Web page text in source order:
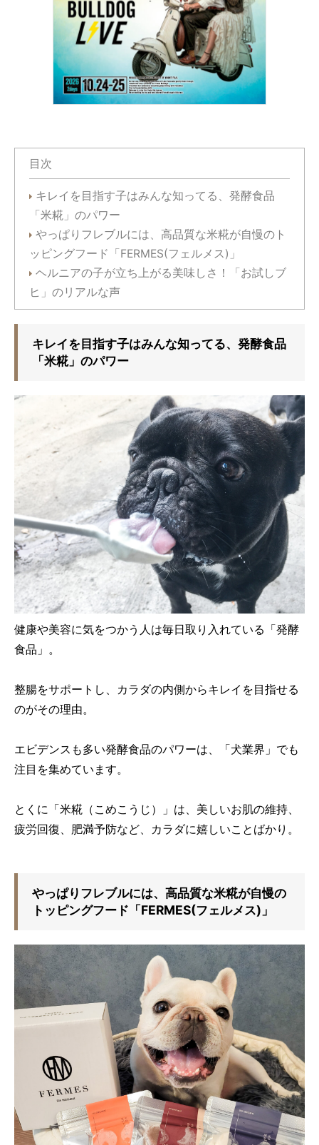
目次
キレイを目指す子はみんな知ってる、発酵食品
「米糀」のパワー
やっぱりフレブルには、高品質な米糀が自慢のト
ッピングフード「FERMES(フェルメス)」
ヘルニアの子が立ち上がる美味しさ！「お試しブ
ヒ」のリアルな声
キレイを目指す子はみんな知ってる、発酵食品
「米糀」のパワー
健康や美容に気をつかう人は毎日取り入れている「発酵
食品」。
整腸をサポートし、カラダの内側からキレイを目指せる
のがその理由。
エビデンスも多い発酵食品のパワーは、「犬業界」でも
注目を集めています。
とくに「米糀（こめこうじ）」は、美しいお肌の維持、
疲労回復、肥満予防など、カラダに嬉しいことばかり。
やっぱりフレブルには、高品質な米糀が自慢の
トッピングフード「FERMES(フェルメス)」